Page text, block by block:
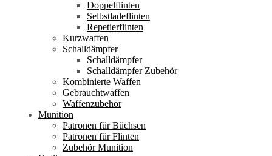
Doppelflinten
Selbstladeflinten
Repetierflinten
Kurzwaffen
Schalldämpfer
Schalldämpfer
Schalldämpfer Zubehör
Kombinierte Waffen
Gebrauchtwaffen
Waffenzubehör
Munition
Patronen für Büchsen
Patronen für Flinten
Zubehör Munition